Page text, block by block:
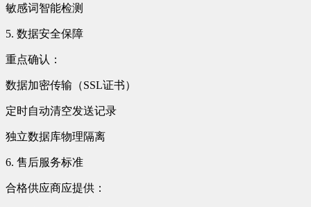
敏感词智能检测
5. 数据安全保障
重点确认：
数据加密传输（SSL证书）
定时自动清空发送记录
独立数据库物理隔离
6. 售后服务标准
合格供应商应提供：